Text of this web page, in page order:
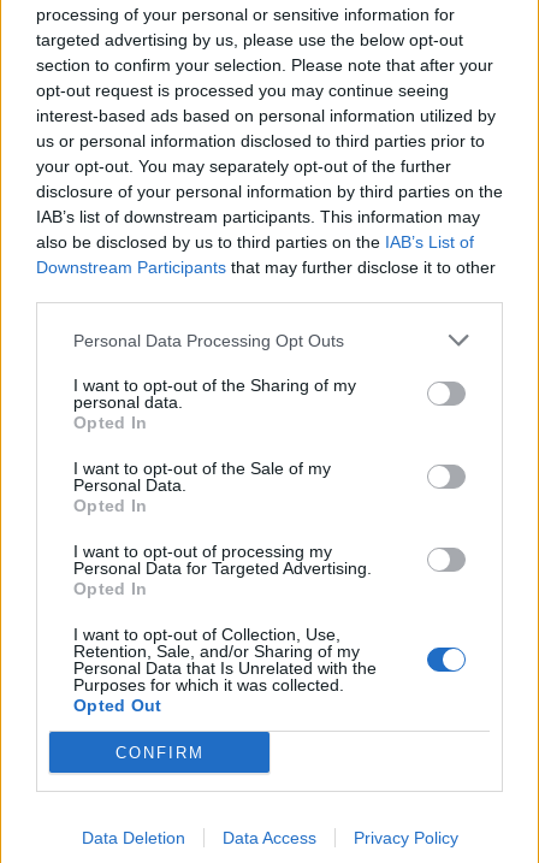
processing of your personal or sensitive information for
targeted advertising by us, please use the below opt-out
section to confirm your selection. Please note that after your
opt-out request is processed you may continue seeing
interest-based ads based on personal information utilized by
us or personal information disclosed to third parties prior to
your opt-out. You may separately opt-out of the further
disclosure of your personal information by third parties on the
IAB’s list of downstream participants. This information may
also be disclosed by us to third parties on the IAB’s List of
Downstream Participants that may further disclose it to other
Personal Data Processing Opt Outs
I want to opt-out of the Sharing of my
personal data.
Opted In
I want to opt-out of the Sale of my
Personal Data.
Opted In
I want to opt-out of processing my
Personal Data for Targeted Advertising.
Opted In
I want to opt-out of Collection, Use,
Retention, Sale, and/or Sharing of my
Personal Data that Is Unrelated with the
Purposes for which it was collected.
Opted Out
CONFIRM
Data Deletion Data Access Privacy Policy
09:51
Brit Nagydíj és focimeccsek – vasárnap a tévében
22:03
Szabó István: négy vereség után egyre nehezebb, de
jönni fognak a jó eredmények
20:52
A gól már összejött, az áttörés még nem az FK-nak
(videóval)
Csíkszereda női focicsapata
Otthon kapott ki az újonctól a Marosvásárhelyi ASA,
a Steaua sem tudott nyerni
10:41
Kulcsjátékosok nélkül készül a Farul az FK
MÉG TÖBB FRISS HÍR